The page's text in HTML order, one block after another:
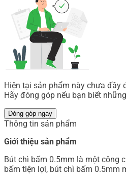
Hiện tại sản phẩm này chưa đầy
Hãy đóng góp nếu bạn biết
Đóng góp ngay
Thông tin sản phẩm
Giới thiệu sản phẩm
Bút chì bấm 0.5mm là một công
bấm tiện lợi, bút chì bấm 0.5mm